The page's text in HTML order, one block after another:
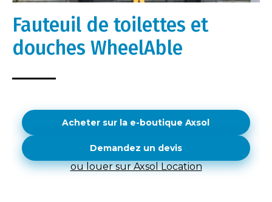
Fauteuil de toilettes et
douches WheelAble
Acheter sur la e-boutique Axsol
Demandez un devis
ou louer sur Axsol Location